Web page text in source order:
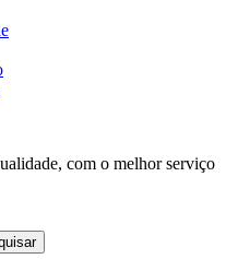
com o melhor serviço